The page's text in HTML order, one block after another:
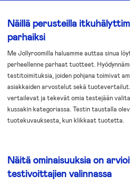
Näillä perusteilla
parhaiksi
Me Jollyroomilla haluamme auttaa sinua
perheellenne parhaat tuotteet.
testitoimituksia, joiden pohjana toimivat
asiakkaiden arvostelut sekä
vertailevat ja tekevät omia testejään
kussakin kategoriassa. Testin taustalla
tuotekuvauksesta, kun klikkaat tuotetta.
Näitä ominaisuuksia on
testivoittajien valinnassa